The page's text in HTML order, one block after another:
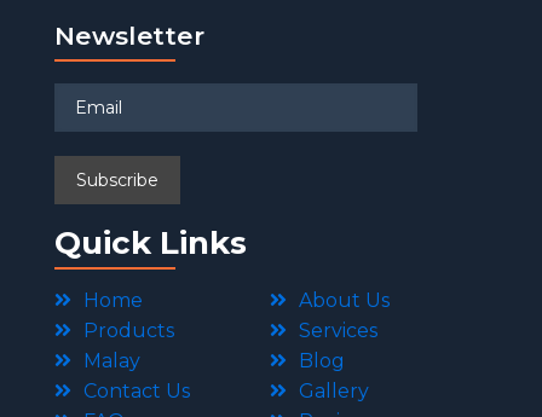
Newsletter
Quick Links
Home
About Us
Products
Services
Malay
Blog
Contact Us
Gallery